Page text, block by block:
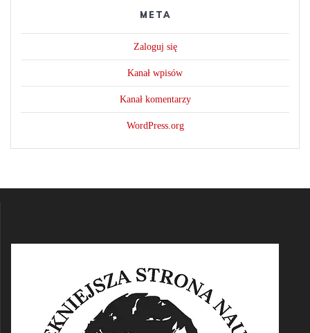
META
Zaloguj się
Kanał wpisów
Kanał komentarzy
WordPress.org